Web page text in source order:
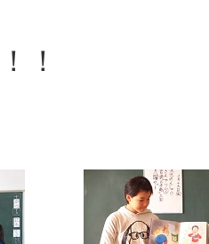
！
生】